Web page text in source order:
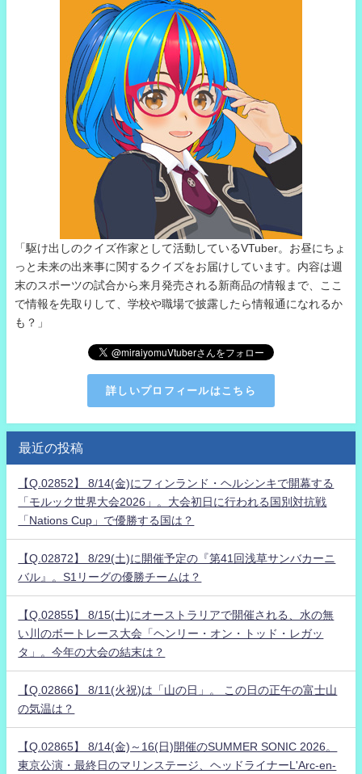
「駆け出しのクイズ作家として活動しているVTuber。お昼にちょ
っと未来の出来事に関するクイズをお届けしています。内容は週
末のスポーツの試合から来月発売される新商品の情報まで、ここ
で情報を先取りして、学校や職場で披露したら情報通になれるか
も？」
詳しいプロフィールはこちら
最近の投稿
【Q.02852】 8/14(金)にフィンランド・ヘルシンキで開幕する
「モルック世界大会2026」。大会初日に行われる国別対抗戦
「Nations Cup」で優勝する国は？
【Q.02872】 8/29(土)に開催予定の『第41回浅草サンバカーニ
バル』。S1リーグの優勝チームは？
【Q.02855】 8/15(土)にオーストラリアで開催される、水の無
い川のボートレース大会「ヘンリー・オン・トッド・レガッ
タ」。今年の大会の結末は？
【Q.02866】 8/11(火祝)は「山の日」。 この日の正午の富士山
の気温は？
【Q.02865】 8/14(金)～16(日)開催のSUMMER SONIC 2026。
東京公演・最終日のマリンステージ、ヘッドライナーL'Arc-en-